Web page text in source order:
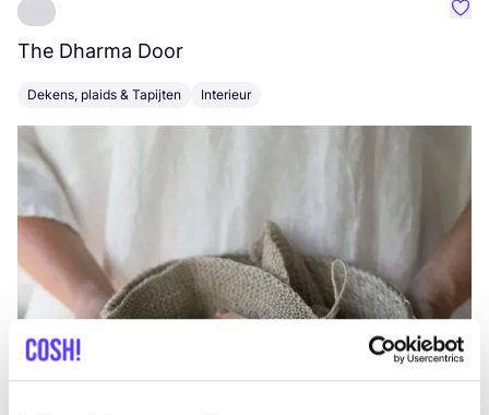
The Dharma Door
Dekens, plaids & Tapijten Interieur